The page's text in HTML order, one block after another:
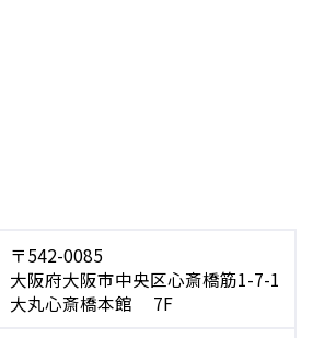
〒542-0085
大阪府大阪市中央区心斎橋筋1-7-1
大丸心斎橋本館 7F